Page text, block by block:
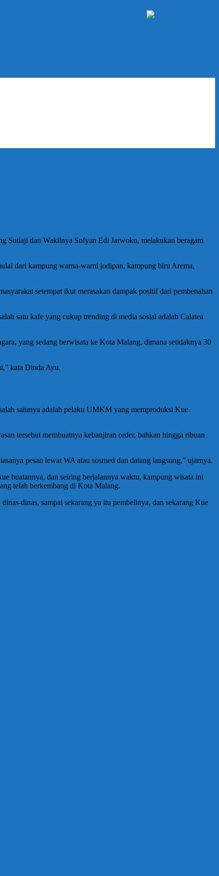
Sutiaji dan Wakilnya Sofyan Edi Jarwoko, melakukan beragam
dari kampung warna-warni jodipan, kampung biru Arema,
setempat ikut merasakan dampak positif dari pembenahan
satu kafe yang cukup trending di media sosial adalah Calatea
yang sedang berwisata ke Kota Malang, dimana setidaknya 30
kata Dinda Ayu.
satunya adalah pelaku UMKM yang memproduksi Kue
tersebut membuatnya kebanjiran order, bahkan hingga ribuan
pesan lewat WA atau sosmed dan datang langsung,” ujarnya.
buatannya, dan seiring berjalannya waktu, kampung wisata ini
telah berkembang di Kota Malang.
dinas, sampai sekarang ya itu pembelinya, dan sekarang Kue